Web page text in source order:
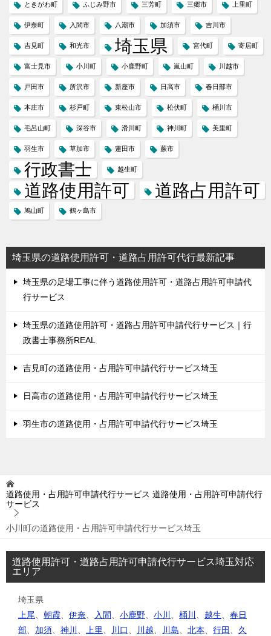
ときがわ町 ふじみ野市 三芳町 三郷市 上里町
伊奈町 入間市 八潮市 加須市 吉川市
吉見町 和光市 埼玉県 宮代町 寄居町
富士見市 小川町 小鹿野町 嵐山町 川越市
戸田市 所沢市 新座市 日高市 春日部市
本庄市 杉戸町 東松山市 松伏町 桶川市
毛呂山町 深谷市 滑川町 神川町 美里町
羽生市 草加市 蓮田市 蕨市
行政書士 越生町
道路使用許可 道路占用許可
鳩山町 鶴ヶ島市
埼玉県の道路使用許可・道路占用許可代行最新記事
埼玉県の足場工事に伴う道路使用許可・道路占用許可申請代
行サービス
埼玉県の道路使用許可・道路占用許可申請代行サービス｜行
政書士事務所REAL
吉見町の道路使用・占用許可申請代行サービス埼玉
日高市の道路使用・占用許可申請代行サービス埼玉
羽生市の道路使用・占用許可申請代行サービス埼玉
道路使用・占用許可申請代行サービス 道路使用・占用許可申請代行
サービス
小川町の道路使用・占用許可申請代行サービス埼玉
道路使用許可・道路占用許可申請代行サービス埼玉対応
エリア
埼玉県
上尾、 朝霞、 伊奈、 入間、 小鹿野、 小川 、 桶川 、 越生、 春日
部、 加須、 神川 、 上里、 川口、 川越、 川島、 北本、 行田 、 久